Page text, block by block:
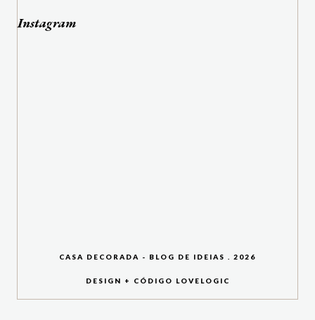
Instagram
CASA DECORADA - BLOG DE IDEIAS 2026
DESIGN + CÓDIGO LOVELOGIC